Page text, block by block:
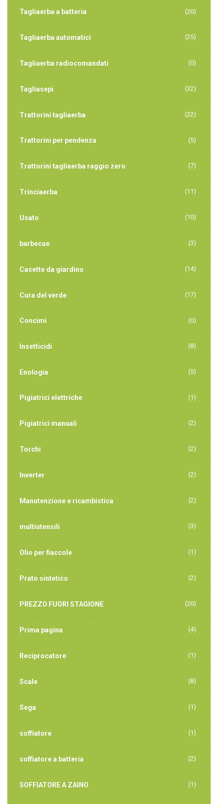
Tagliaerba a batteria (20)
Tagliaerba automatici (25)
Tagliaerba radiocomandati (0)
Tagliasepi (32)
Trattorini tagliaerba (22)
Trattorini per pendenza (5)
Trattorini tagliaerba raggio zero (7)
Trinciaerba (11)
Usato (10)
barbecue (3)
Casette da giardino (14)
Cura del verde (17)
Concimi (0)
Insetticidi (8)
Enologia (5)
Pigiatrici elettriche (1)
Pigiatrici manuali (2)
Torchi (2)
Inverter (2)
Manutenzione e ricambistica (2)
multiutensili (3)
Olio per fiaccole (1)
Prato sintetico (2)
PREZZO FUORI STAGIONE (20)
Prima pagina (4)
Reciprocatore (1)
Scale (8)
Sega (1)
soffiatore (1)
soffiatore a batteria (2)
SOFFIATORE A ZAINO (1)